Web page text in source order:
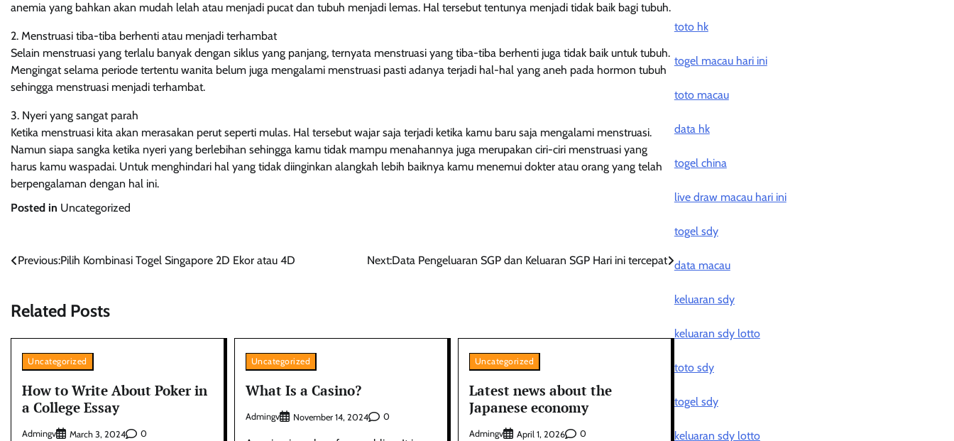
anemia yang bahkan akan mudah lelah atau menjadi pucat dan tubuh menjadi lemas. Hal tersebut tentunya menjadi tidak baik bagi tubuh.
2. Menstruasi tiba-tiba berhenti atau menjadi terhambat
Selain menstruasi yang terlalu banyak dengan siklus yang panjang, ternyata menstruasi yang tiba-tiba berhenti juga tidak baik untuk tubuh.
Mengingat selama periode tertentu wanita belum juga mengalami menstruasi pasti adanya terjadi hal-hal yang aneh pada hormon tubuh
sehingga menstruasi menjadi terhambat.
3. Nyeri yang sangat parah
Ketika menstruasi kita akan merasakan perut seperti mulas. Hal tersebut wajar saja terjadi ketika kamu baru saja mengalami menstruasi.
Namun siapa sangka ketika nyeri yang berlebihan sehingga kamu tidak mampu menahannya juga merupakan ciri-ciri menstruasi yang
harus kamu waspadai. Untuk menghindari hal yang tidak diinginkan alangkah lebih baiknya kamu menemui dokter atau orang yang telah
berpengalaman dengan hal ini.
Posted in Uncategorized
Post
Previous:Pilih Kombinasi Togel Singapore 2D Ekor atau 4D Next:Data Pengeluaran SGP dan Keluaran SGP Hari ini tercepat
Related Posts
Uncategorized
How to Write About Poker in
a College Essay
Admingv March 3, 2024 0
Uncategorized
What Is a Casino?
Admingv November 14, 2024 0
Uncategorized
Latest news about the
Japanese economy
Admingv April 1, 2026 0
toto hk
togel macau hari ini
toto macau
data hk
togel china
live draw macau hari ini
togel sdy
data macau
keluaran sdy
keluaran sdy lotto
toto sdy
togel sdy
keluaran sdy lotto